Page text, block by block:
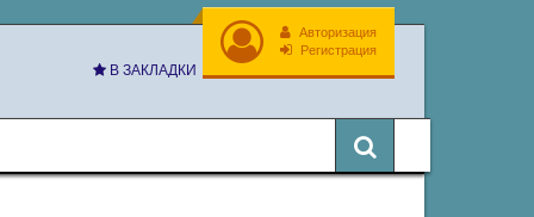
Авторизация
Регистрация
В ЗАКЛАДКИ